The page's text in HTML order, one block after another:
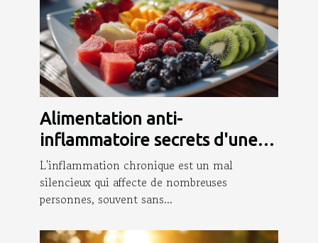
Alimentation anti-
inflammatoire secrets d'une
diététique apaisante pour le
corps
L'inflammation chronique est un mal
silencieux qui affecte de nombreuses
personnes, souvent sans...